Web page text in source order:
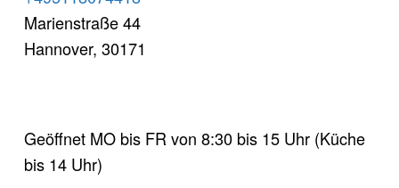
Marienstraße 44
Hannover,30171
Geöffnet MO bis FR von 8:30 bis 15 Uhr (Küche
bis 14 Uhr)